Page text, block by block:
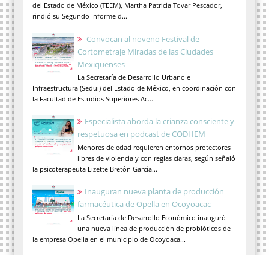
del Estado de México (TEEM), Martha Patricia Tovar Pescador,
rindió su Segundo Informe d...
Convocan al noveno Festival de
Cortometraje Miradas de las Ciudades
Mexiquenses
La Secretaría de Desarrollo Urbano e
Infraestructura (Sedui) del Estado de México, en coordinación con
la Facultad de Estudios Superiores Ac...
Especialista aborda la crianza consciente y
respetuosa en podcast de CODHEM
Menores de edad requieren entornos protectores
libres de violencia y con reglas claras, según señaló
la psicoterapeuta Lizette Bretón García...
Inauguran nueva planta de producción
farmacéutica de Opella en Ocoyoacac
La Secretaría de Desarrollo Económico inauguró
una nueva línea de producción de probióticos de
la empresa Opella en el municipio de Ocoyoaca...